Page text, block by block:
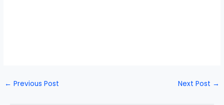
← Previous Post Next Post →